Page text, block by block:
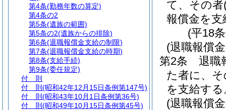
て、その者
報償金を
(平18
(退職報償
第2条
退職
た者に、
を支給する
(退職報償
第4条(勤務年数の算定)
第4条の2
第5条(遺族の範囲)
第5条の2(遺族からの排除)
第6条(退職報償金支給の制限)
第7条(退職報償金支給の時期)
第8条(支給手続)
第9条(委任規定)
付 則
付 則 (昭和42年12月15日条例第147号)
付 則 (昭和43年10月1日条例第36号)
付 則 (昭和49年10月15日条例第45号)